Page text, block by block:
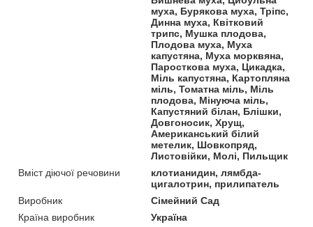
муха, Бурякова муха, Тріпс,
Динна муха, Квітковий
трипс, Мушка плодова,
Плодова муха, Муха
капустяна, Муха морквяна,
Паросткова муха, Цикадка,
Міль капустяна, Картопляна
міль, Томатна міль, Міль
плодова, Мінуюча міль,
Капустяний білан, Блішки,
Довгоносик, Хрущ,
Американський білий
метелик, Шовкопряд,
Листовійки, Молі, Пильщик
Вміст діючої речовини
клотианидин, лямбда-
цигалотрин, прилипатель
Виробник
Сімейний Сад
Країна виробник
Україна